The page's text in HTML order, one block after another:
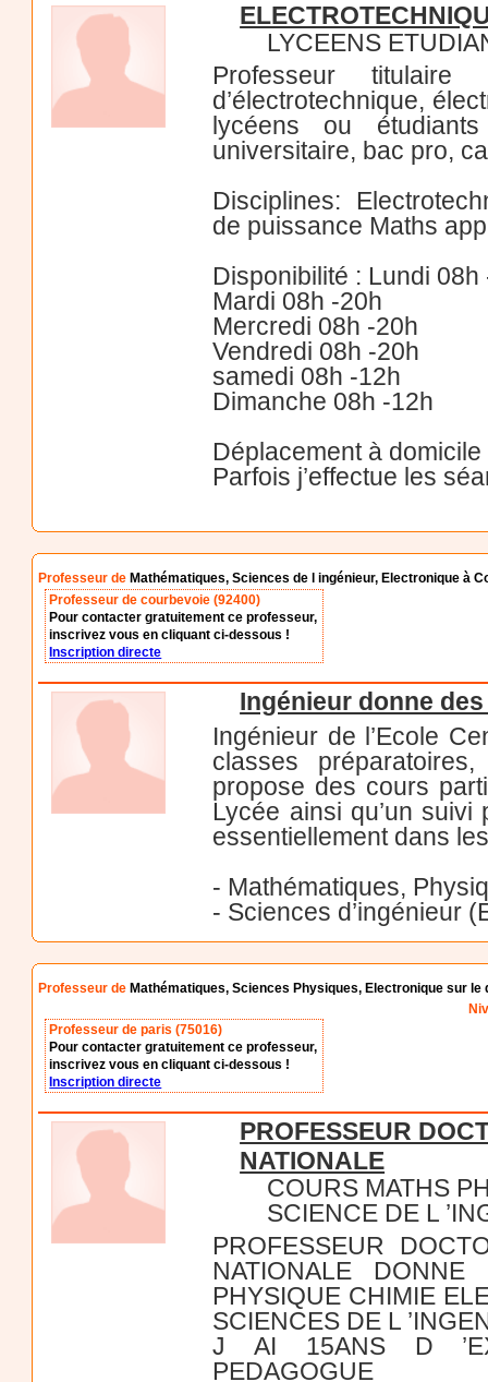
LYCEENS
Professeur titulaire
d’électrotechnique,
lycéens ou
universitaire, bac pro,
Disciplines:
de puissance Maths
Disponibilité : Lundi 08h
Mardi 08h -20h
Mercredi 08h -20h
Vendredi 08h -20h
samedi 08h -12h
Dimanche 08h -12h
Déplacement à
Parfois j’effectue les
Professeur de Mathématiques, Sciences de l ingénieur, Electronique à
Professeur de courbevoie (92400)
Pour contacter gratuitement ce professeur,
inscrivez vous en cliquant ci-dessous !
Inscription directe
Ingénieur donne
Ingénieur de l’Ecole
classes
propose des cours
Lycée ainsi qu’un
essentiellement dans
- Mathématiques,
- Sciences d’ingénieur
Professeur de Mathématiques, Sciences Physiques, Electronique sur le
Professeur de paris (75016)
Pour contacter gratuitement ce professeur,
inscrivez vous en cliquant ci-dessous !
Inscription directe
PROFESSEUR
NATIONALE
COURS MATHS
SCIENCE DE L
PROFESSEUR
NATIONALE
PHYSIQUE CHIMIE
SCIENCES DE L
J AI 15ANS D
PEDAGOGUE